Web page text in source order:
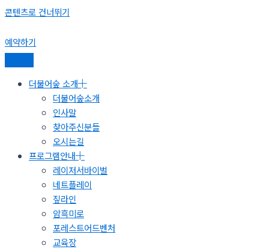
콘텐츠로 건너뛰기
예약하기
더불어숲 소개
더불어숲소개
인사말
찾아주신분들
오시는길
프로그램안내
레이저서바이벌
네트플레이
짚라인
암흑미로
포레스트어드벤처
교육장